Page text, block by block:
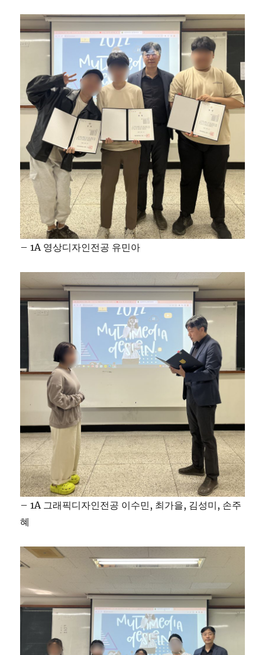
– 1A 영상디자인전공 유민아
– 1A 그래픽디자인전공 이수민, 최가을, 김성미, 손주
혜